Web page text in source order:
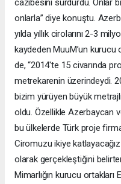
onlarla” diye konuştu.
yılda yıllık cirolarını 2-3
kaydeden MuuM’un
de, “2014'te 15 civarında
metrekarenin üzerindeydi.
bizim yürüyen büyük
oldu. Özellikle Azerbaycan
bu ülkelerde Türk proje
Ciromuzu ikiye katlayacağız
olarak gerçekleştiğini
Mimarlığın kurucu ortakları